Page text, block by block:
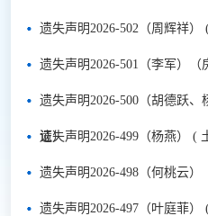
遗失声明2026-502（周辉祥）
遗失声明2026-501（李军）（
遗失声明2026-500（胡德跃、
证）
遗失声明2026-499（杨燕） (
遗失声明2026-498（何桃云）
遗失声明2026-497（叶庭菲）